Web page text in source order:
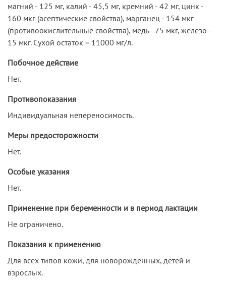
магний - 125 мг, калий - 45,5 мг, кремний - 42 мг, цинк -
160 мкг (асептические свойства), марганец - 154 мкг
(противоокислительные свойства), медь - 75 мкг, железо -
15 мкг. Сухой остаток = 11000 мг/л.
Побочное действие
Нет.
Противопоказания
Индивидуальная непереносимость.
Меры предосторожности
Нет.
Особые указания
Нет.
Применение при беременности и в период лактации
Не ограничено.
Показания к применению
Для всех типов кожи, для новорожденных, детей и
взрослых.